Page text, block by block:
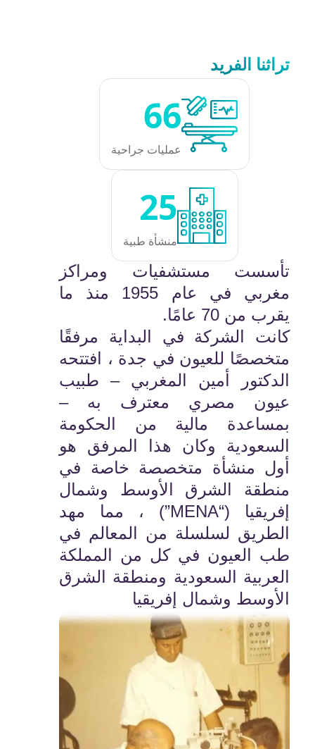
تراثنا الفريد
66
عمليات جراحية
25
منشأة طبية
تأسست مستشفيات ومراكز
مغربي في عام 1955 منذ ما
يقرب من 70 عامًا.
كانت الشركة في البداية مرفقًا
متخصصًا للعيون في جدة ، افتتحه
الدكتور أمين المغربي – طبيب
عيون مصري معترف به –
بمساعدة مالية من الحكومة
السعودية وكان هذا المرفق هو
أول منشأة متخصصة خاصة في
منطقة الشرق الأوسط وشمال
إفريقيا (“MENA”) ، مما مهد
الطريق لسلسلة من المعالم في
طب العيون في كل من المملكة
العربية السعودية ومنطقة الشرق
الأوسط وشمال إفريقيا